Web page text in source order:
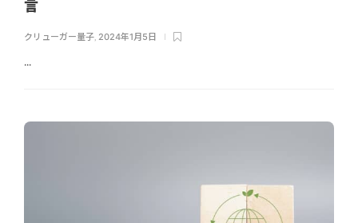
言
クリューガー量子 2024年1月5日
...